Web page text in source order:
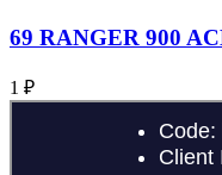
69 RANGER 900
1 ₽